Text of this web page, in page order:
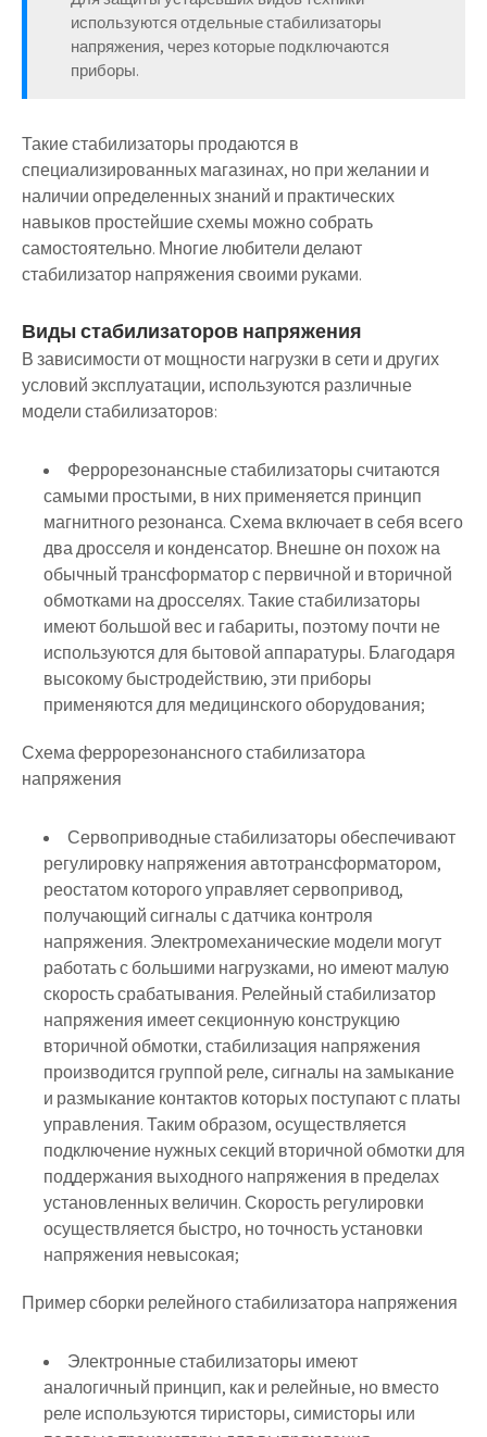
используются отдельные стабилизаторы
напряжения, через которые подключаются
приборы.
Такие стабилизаторы продаются в
специализированных магазинах, но при желании и
наличии определенных знаний и практических
навыков простейшие схемы можно собрать
самостоятельно. Многие любители делают
стабилизатор напряжения своими руками.
Виды стабилизаторов напряжения
В зависимости от мощности нагрузки в сети и других
условий эксплуатации, используются различные
модели стабилизаторов:
Феррорезонансные стабилизаторы считаются
самыми простыми, в них применяется принцип
магнитного резонанса. Схема включает в себя всего
два дросселя и конденсатор. Внешне он похож на
обычный трансформатор с первичной и вторичной
обмотками на дросселях. Такие стабилизаторы
имеют большой вес и габариты, поэтому почти не
используются для бытовой аппаратуры. Благодаря
высокому быстродействию, эти приборы
применяются для медицинского оборудования;
Схема феррорезонансного стабилизатора
напряжения
Сервоприводные стабилизаторы обеспечивают
регулировку напряжения автотрансформатором,
реостатом которого управляет сервопривод,
получающий сигналы с датчика контроля
напряжения. Электромеханические модели могут
работать с большими нагрузками, но имеют малую
скорость срабатывания. Релейный стабилизатор
напряжения имеет секционную конструкцию
вторичной обмотки, стабилизация напряжения
производится группой реле, сигналы на замыкание
и размыкание контактов которых поступают с платы
управления. Таким образом, осуществляется
подключение нужных секций вторичной обмотки для
поддержания выходного напряжения в пределах
установленных величин. Скорость регулировки
осуществляется быстро, но точность установки
напряжения невысокая;
Пример сборки релейного стабилизатора напряжения
Электронные стабилизаторы имеют
аналогичный принцип, как и релейные, но вместо
реле используются тиристоры, симисторы или